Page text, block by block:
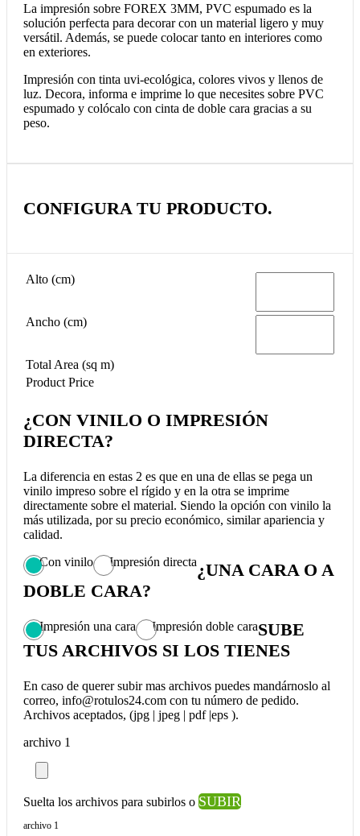
La impresión sobre FOREX 3MM, PVC espumado es la
solución perfecta para decorar con un material ligero y muy
versátil. Además, se puede colocar tanto en interiores como
en exteriores.
Impresión con tinta uvi-ecológica, colores vivos y llenos de
luz. Decora, informa e imprime lo que necesites sobre PVC
espumado y colócalo con cinta de doble cara gracias a su
peso.
CONFIGURA TU PRODUCTO.
Alto (cm)
Ancho (cm)
Total Area (sq m)
Product Price
¿CON VINILO O IMPRESIÓN
DIRECTA?
La diferencia en estas 2 es que en una de ellas se pega un
vinilo impreso sobre el rígido y en la otra se imprime
directamente sobre el material. Siendo la opción con vinilo la
más utilizada, por su precio económico, similar apariencia y
calidad.
Con vinilo
Impresión directa¿UNA CARA O A
DOBLE CARA?
Impresión una cara Impresión doble caraSUBE
TUS ARCHIVOS SI LOS TIENES
En caso de querer subir mas archivos puedes mandárnoslo al
correo, info@rotulos24.com con tu número de pedido.
Archivos aceptados, (jpg | jpeg | pdf |eps ).
archivo 1
Suelta los archivos para subirlos o SUBIR
archivo 1